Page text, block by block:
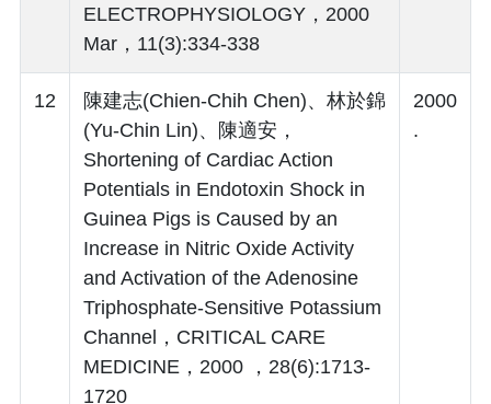
ELECTROPHYSIOLOGY，2000
Mar，11(3):334-338
12
陳建志(Chien-Chih Chen)、林於錦
(Yu-Chin Lin)、陳適安，
Shortening of Cardiac Action
Potentials in Endotoxin Shock in
Guinea Pigs is Caused by an
Increase in Nitric Oxide Activity
and Activation of the Adenosine
Triphosphate-Sensitive Potassium
Channel，CRITICAL CARE
MEDICINE，2000 ，28(6):1713-
1720
2000
.